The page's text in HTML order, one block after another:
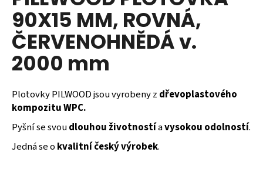
0,0
z
5
hvězdiček.
90X15 MM, ROVNÁ,
ČERVENOHNĚDÁ v.
2000 mm
Plotovky PILWOOD jsou vyrobeny z dřevoplastového
kompozitu WPC.
Pyšní se svoudlouhou životnostíavysokou odolností.
Jedná se o kvalitní český výrobek.
a
j
í
t
?